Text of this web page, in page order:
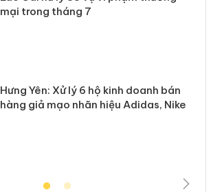
mại trong tháng 7
Hưng Yên: Xử lý 6 hộ kinh doanh bán
hàng giả mạo nhãn hiệu Adidas, Nike